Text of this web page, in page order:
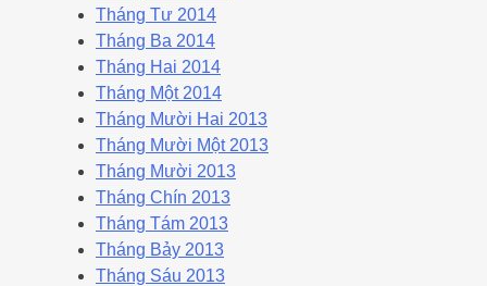
Tháng Tư 2014
Tháng Ba 2014
Tháng Hai 2014
Tháng Một 2014
Tháng Mười Hai 2013
Tháng Mười Một 2013
Tháng Mười 2013
Tháng Chín 2013
Tháng Tám 2013
Tháng Bảy 2013
Tháng Sáu 2013